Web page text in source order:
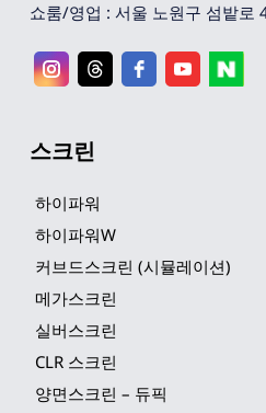
쇼룸/영업 : 서울 노원구 섬밭로
스크린
하이파워
하이파워W
커브드스크린 (시뮬레이션)
메가스크린
실버스크린
CLR 스크린
양면스크린 – 듀픽